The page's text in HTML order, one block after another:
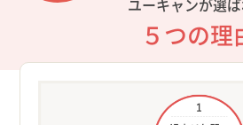
５つの理